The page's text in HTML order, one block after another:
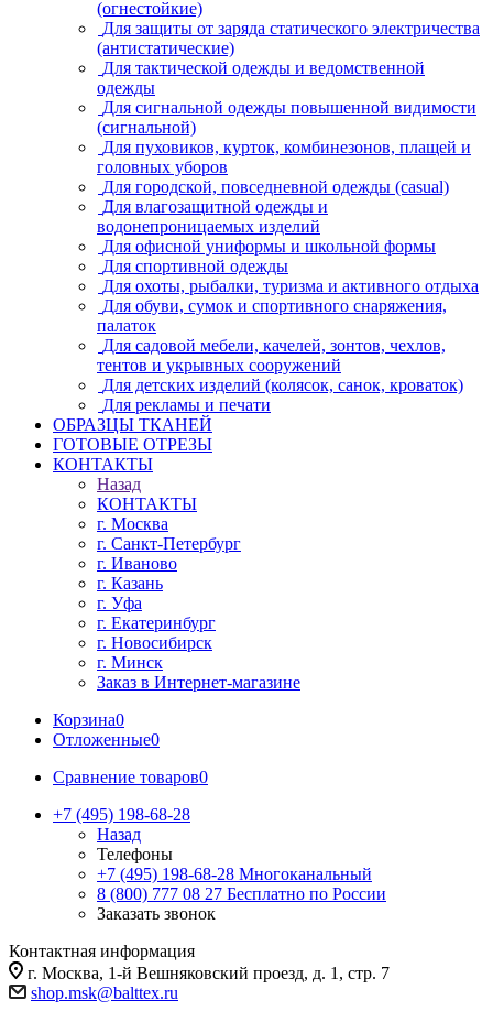
(огнестойкие)
Для защиты от заряда статического электричества
(антистатические)
Для тактической одежды и ведомственной
одежды
Для сигнальной одежды повышенной видимости
(сигнальной)
Для пуховиков, курток, комбинезонов, плащей и
головных уборов
Для городской, повседневной одежды (casual)
Для влагозащитной одежды и
водонепроницаемых изделий
Для офисной униформы и школьной формы
Для спортивной одежды
Для охоты, рыбалки, туризма и активного отдыха
Для обуви, сумок и спортивного снаряжения,
палаток
Для садовой мебели, качелей, зонтов, чехлов,
тентов и укрывных сооружений
Для детских изделий (колясок, санок, кроваток)
Для рекламы и печати
ОБРАЗЦЫ ТКАНЕЙ
ГОТОВЫЕ ОТРЕЗЫ
КОНТАКТЫ
Назад
КОНТАКТЫ
г. Москва
г. Санкт-Петербург
г. Иваново
г. Казань
г. Уфа
г. Екатеринбург
г. Новосибирск
г. Минск
Заказ в Интернет-магазине
Корзина0
Отложенные0
Сравнение товаров0
+7 (495) 198-68-28
Назад
Телефоны
+7 (495) 198-68-28 Многоканальный
8 (800) 777 08 27 Бесплатно по России
Заказать звонок
Контактная информация
г. Москва, 1-й Вешняковский проезд, д. 1, стр. 7
shop.msk@balttex.ru